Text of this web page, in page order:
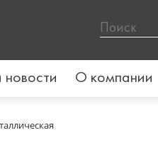
новости О компании